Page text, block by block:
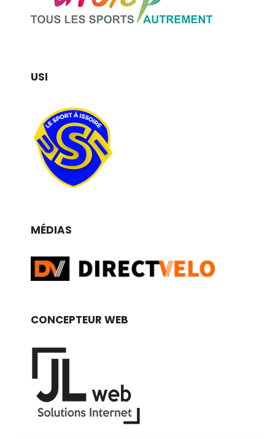
USI
MÉDIAS
CONCEPTEUR WEB